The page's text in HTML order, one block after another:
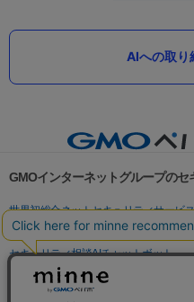
AIへの取り
GMOインターネットグループのセ
世界初総合ネットセキュリティサービ
パスワード漏洩診断
Webサイトリ
セキュリティ相談AIチャットボット
実在証明・盗聴対策